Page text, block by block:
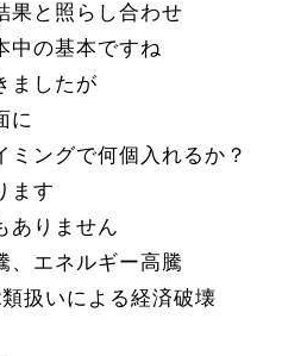
果と照らし合わせ
中の基本ですね
ましたが
に
ミングで何個入れるか？
ます
ありません
、エネルギー高騰
扱いによる経済破壊